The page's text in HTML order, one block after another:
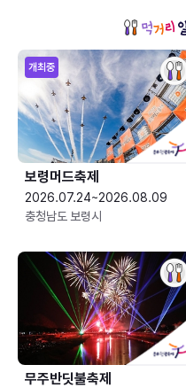
개최중
보령머드축제
2026.07.24~2026.08.09
충청남도 보령시
무주반딧불축제